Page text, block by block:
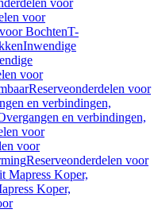
voor
voor
BochtenT-
Inwendige
voor
Reserveonderdelen voor
en verbindingen,
en verbindingen,
voor
voor
Reserveonderdelen voor
Mapress Koper,
Koper,